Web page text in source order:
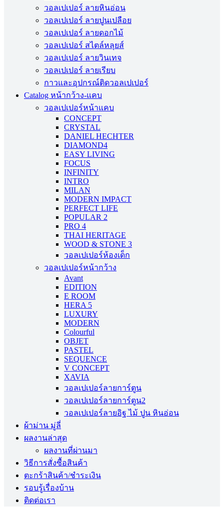
วอลเปเปอร์ ลายหินอ่อน
วอลเปเปอร์ ลายปูนเปลือย
วอลเปเปอร์ ลายดอกไม้
วอลเปเปอร์ สไตล์หลุยส์
วอลเปเปอร์ ลายวินเทจ
วอลเปเปอร์ ลายเรียบ
กาวและอุปกรณ์ติดวอลเปเปอร์
Catalog หน้ากว้าง-แคบ
วอลเปเปอร์หน้าแคบ
CONCEPT
CRYSTAL
DANIEL HECHTER
DIAMOND4
EASY LIVING
FOCUS
INFINITY
INTRO
MILAN
MODERN IMPACT
PERFECT LIFE
POPULAR 2
PRO 4
THAI HERITAGE
WOOD & STONE 3
วอลเปเปอร์ห้องเด็ก
วอลเปเปอร์หน้ากว้าง
Avant
EDITION
E ROOM
HERA 5
LUXURY
MODERN
Colourful
OBJET
PASTEL
SEQUENCE
V CONCEPT
XAVIA
วอลเปเปอร์ลายการ์ตูน
วอลเปเปอร์ลายการ์ตูน2
วอลเปเปอร์ลายอิฐ ไม้ ปูน หินอ่อน
ผ้าม่าน มู่ลี่
ผลงานล่าสุด
ผลงานที่ผ่านมา
วิธีการสั่งซื้อสินค้า
ตะกร้าสินค้า/ชำระเงิน
รอบรู้เรื่องบ้าน
ติดต่อเรา